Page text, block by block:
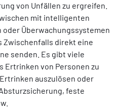
von Unfällen zu ergreifen.
mit intelligenten
Überwachungssystemen
Zwischenfalls direkt eine
senden. Es gibt viele
Ertrinken von Personen zu
auszulösen oder
feste